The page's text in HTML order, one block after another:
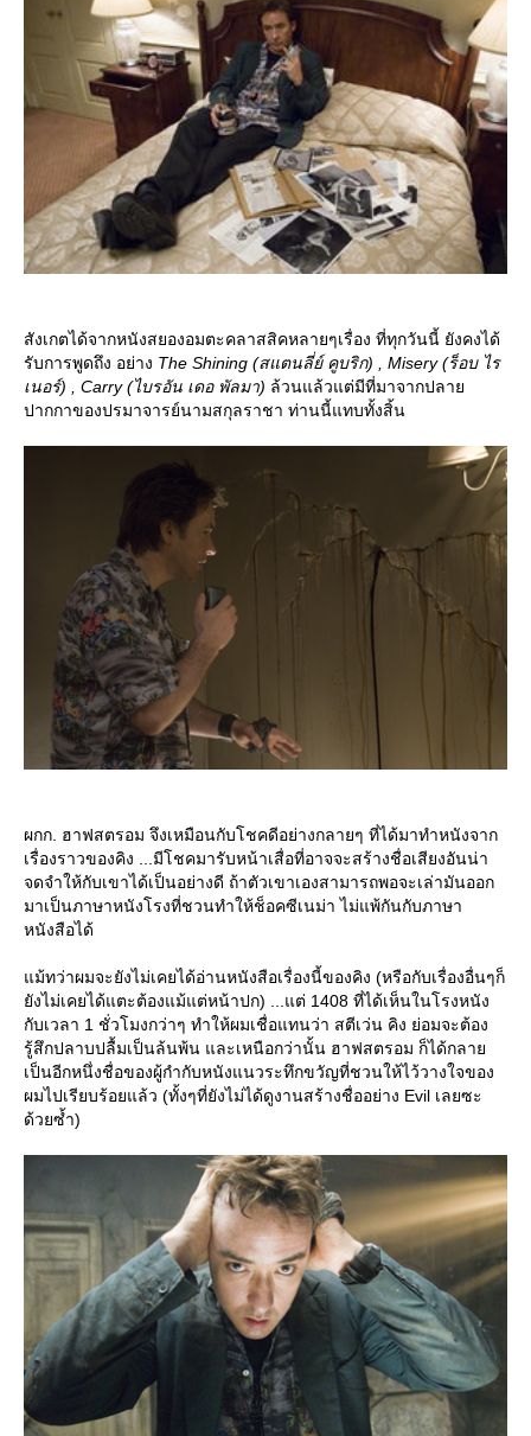
สังเกตได้จากหนังสยองอมตะคลาสสิคหลายๆเรื่อง ที่ทุกวันนี้ ยังคงได้
รับการพูดถึง อย่าง The Shining (สแตนลี่ย์ คูบริก) , Misery (ร็อบ ไร
เนอร์) , Carry (ไบรอัน เดอ พัลมา) ล้วนแล้วแต่มีที่มาจากปลา
ปากกาของปรมาจารย์นามสกุลราชา ท่านนี้แทบทั้งสิ้น
ผกก. ฮาฟสตรอม จึงเหมือนกับโชคดีอย่างกลายๆ ที่ได้มาทำหนังจาก
เรื่องราวของคิง ...มีโชคมารับหน้าเสื่อที่อาจจะสร้างชื่อเสียงอันน่า
จดจำให้กับเขาได้เป็นอย่างดี ถ้าตัวเขาเองสามารถพอจะเล่ามันออก
มาเป็นภาษาหนังโรงที่ชวนทำให้ช็อคซีเนม่า ไม่แพ้กันกับภาษา
หนังสือได้
ม้ทว่าผมจะยังไม่เคยได้อ่านหนังสือเรื่องนี้ของคิง (หรือกับเรื่องอื่นๆก็
ังไม่เคยได้แตะต้องแม้แต่หน้าปก) ...แต่ 1408 ที่ได้เห็นในโรงหนัง
กับเวลา 1 ชั่วโมงกว่าๆ ทำให้ผมเชื่อแทนว่า สตีเว่น คิง ย่อมจะต้อง
รู้สึกปลาบปลื้มเป็นล้นพ้น และเหนือกว่านั้น ฮาฟสตรอม ก็ได้กลา
เป็นอีกหนึ่งชื่อของผู้กำกับหนังแนวระทึกขวัญที่ชวนให้ไว้วางใจของ
ผมไปเรียบร้อยแล้ว (ทั้งๆที่ยังไม่ได้ดูงานสร้างชื่ออย่าง Evil เลยซะ
ด้วยซ้ำ)